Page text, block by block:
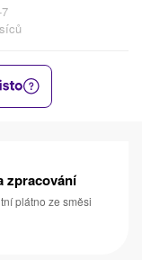
zpracování
plátno ze směsi